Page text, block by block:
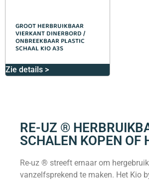
GROOT HERBRUIKBAAR
VIERKANT DINERBORD /
ONBREEKBAAR PLASTIC
SCHAAL KIO A3S
Zie details >
RE-UZ ®
SCHALEN KOPEN OF
Re-uz ® streeft ernaar om hergebruik
vanzelfsprekend te maken. Het Kio